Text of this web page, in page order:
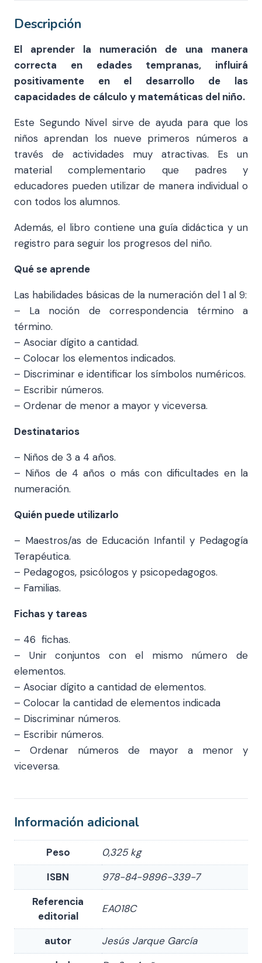
Descripción
El aprender la numeración de una manera
correcta en edades tempranas, influirá
positivamente en el desarrollo de las
capacidades de cálculo y matemáticas del niño.
Este Segundo Nivel sirve de ayuda para que los
niños aprendan los nueve primeros números a
través de actividades muy atractivas. Es un
material complementario que padres y
educadores pueden utilizar de manera individual o
con todos los alumnos.
Además, el libro contiene una guía didáctica y un
registro para seguir los progresos del niño.
Qué se aprende
Las habilidades básicas de la numeración del 1 al 9:
– La noción de correspondencia término a
término.
– Asociar dígito a cantidad.
– Colocar los elementos indicados.
– Discriminar e identificar los símbolos numéricos.
– Escribir números.
– Ordenar de menor a mayor y viceversa.
Destinatarios
– Niños de 3 a 4 años.
– Niños de 4 años o más con dificultades en la
numeración.
Quién puede utilizarlo
– Maestros/as de Educación Infantil y Pedagogía
Terapéutica.
– Pedagogos, psicólogos y psicopedagogos.
– Familias.
Fichas y tareas
– 46 fichas.
– Unir conjuntos con el mismo número de
elementos.
– Asociar dígito a cantidad de elementos.
– Colocar la cantidad de elementos indicada
– Discriminar números.
– Escribir números.
– Ordenar números de mayor a menor y
viceversa.
Información adicional
Peso
0,325 kg
ISBN
978-84-9896-339-7
Referencia
editorial
EA018C
autor
Jesús Jarque García